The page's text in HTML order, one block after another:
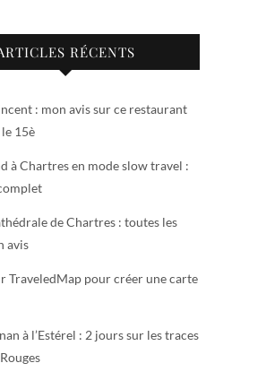
RÉCENTS
: mon avis sur ce restaurant
15è
à Chartres en mode slow travel :
de Chartres : toutes les
avis
TraveledMap pour créer une carte
à l’Estérel : 2 jours sur les traces